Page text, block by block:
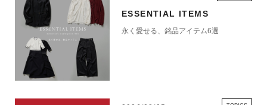
ESSENTIAL ITEMS
永く愛せる、銘品アイテム6選